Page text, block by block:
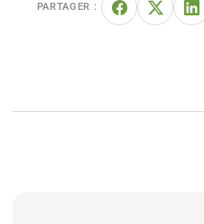
PARTAGER :